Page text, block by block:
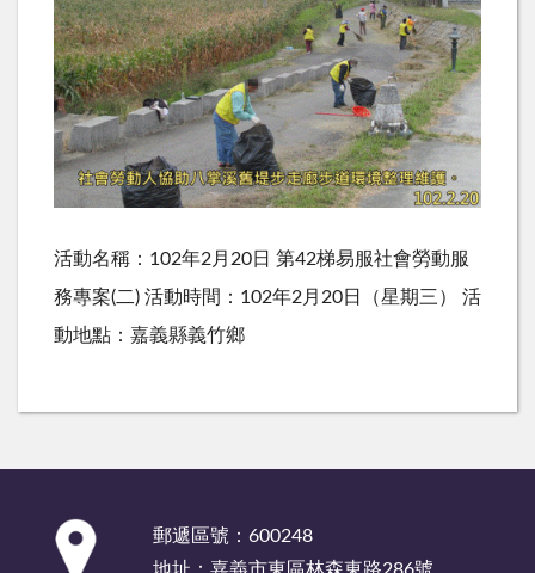
活動名稱：102年2月20日 第42梯易服社會勞動服
務專案(二) 活動時間：102年2月20日（星期三） 活
動地點：嘉義縣義竹鄉
郵遞區號：600248